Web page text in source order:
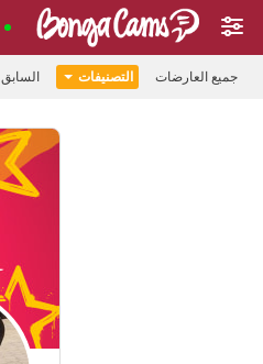
جميع العارضات التصنيفات السابق